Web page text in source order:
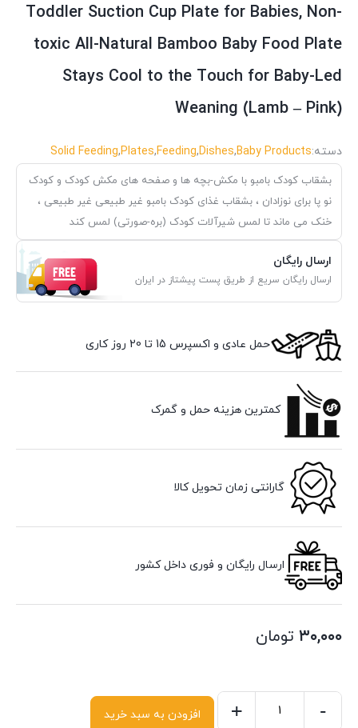
Toddler Suction Cup Plate for Babies, Non-
toxic All-Natural Bamboo Baby Food Plate
Stays Cool to the Touch for Baby-Led
Weaning (Lamb – Pink)
دسته:Baby Products
,
Dishes
,
Feeding
,
Plates
,
Solid Feeding
بشقاب کودک بامبو با مکش-بچه ها و صفحه های مکش کودک و کودک
نو پا برای نوزادان ، بشقاب غذای کودک بامبو غیر طبیعی غیر طبیعی ،
خنک می ماند تا لمس شیرآلات کودک (بره-صورتی) لمس کند
ارسال رایگان
ارسال رایگان سریع از طریق پست پیشتاز در ایران
حمل عادی و اکسپرس 15 تا 20 روز کاری
کمترین هزینه حمل و گمرک
گارانتی زمان تحویل کالا
ارسال رایگان و فوری داخل کشور
۳۰,۰۰۰ تومان
-
+ افزودن به سبد خرید